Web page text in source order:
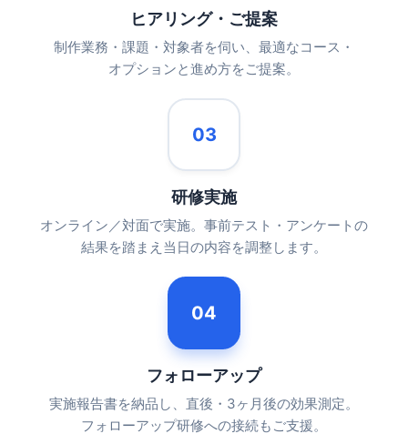
ヒアリング・ご提案
制作業務・課題・対象者を伺い、最適なコース・
オプションと進め方をご提案。
03
研修実施
オンライン／対面で実施。事前テスト・アンケートの
結果を踏まえ当日の内容を調整します。
04
フォローアップ
実施報告書を納品し、直後・3ヶ月後の効果測定。
フォローアップ研修への接続もご支援。